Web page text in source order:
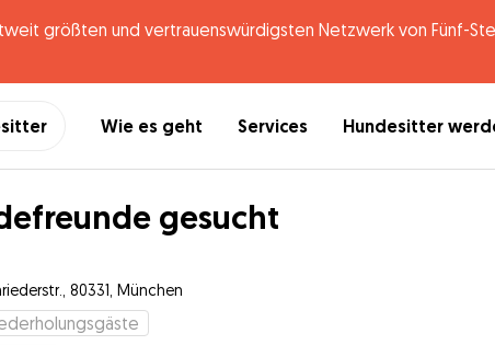
größten und vertrauenswürdigsten Netzwerk von Fünf-
Wie es geht Services Hundesitter
gesucht
80331, München